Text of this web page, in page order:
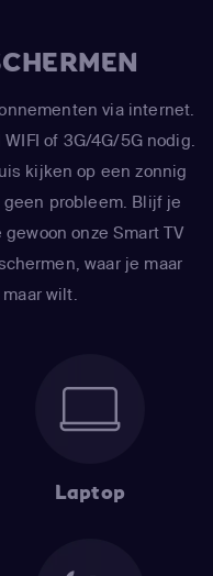
via internet.
of 3G/4G/5G nodig.
kijken op een zonnig
geen probleem. Blijf je
onze Smart TV
waar je maar
wilt.
Laptop